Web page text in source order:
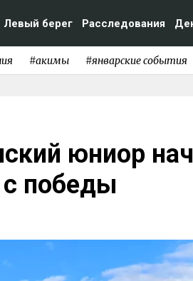
Левый берег Расследования
#акимы #январские события
юниор
победы